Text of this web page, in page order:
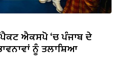
ਐਕਸਪੋ ‘ਚ ਪੰਜਾਬ ਦੇ
ਨੂੰ ਤਲਾਸ਼ਿਆ